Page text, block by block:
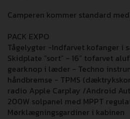
Camperen kommer standard
PACK EXPO
Tågelygter -Indfarvet kofanger i
Skidplate ”sort” - 16” tofarvet
gearknop i læder - Techno
håndbremse - TPMS
radio Apple Carplay /Android
200W solpanel med MPPT
Mørklægningsgardiner i kabinen